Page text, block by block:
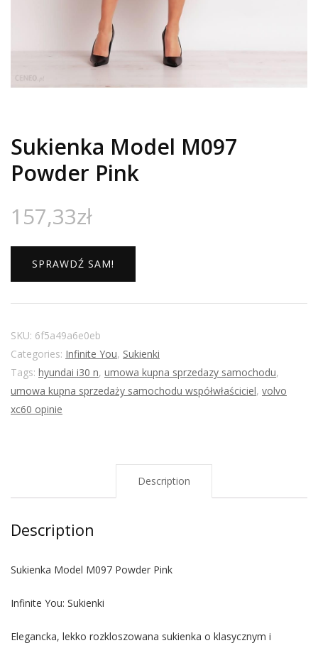
Sukienka Model M097
Powder Pink
157,33zł
SPRAWDŹ SAM!
SKU: 6f5a49a6e0eb
Categories: Infinite You, Sukienki
Tags: hyundai i30 n, umowa kupna sprzedazy samochodu,
umowa kupna sprzedaży samochodu współwłaściciel, volvo
xc60 opinie
Description
Description
Sukienka Model M097 Powder Pink
Infinite You: Sukienki
Elegancka, lekko rozkloszowana sukienka o klasycznym i